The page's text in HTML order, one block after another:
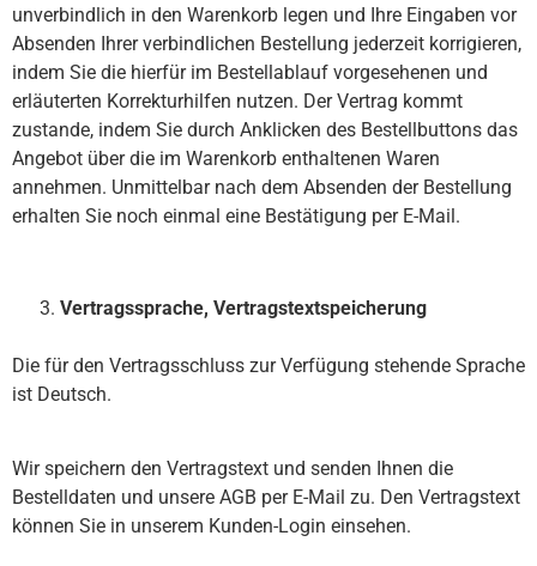
unverbindlich in den Warenkorb legen und Ihre Eingaben vor
Absenden Ihrer verbindlichen Bestellung jederzeit korrigieren,
indem Sie die hierfür im Bestellablauf vorgesehenen und
erläuterten Korrekturhilfen nutzen. Der Vertrag kommt
zustande, indem Sie durch Anklicken des Bestellbuttons das
Angebot über die im Warenkorb enthaltenen Waren
annehmen. Unmittelbar nach dem Absenden der Bestellung
erhalten Sie noch einmal eine Bestätigung per E-Mail.
Vertragssprache, Vertragstextspeicherung
Die für den Vertragsschluss zur Verfügung stehende Sprache
ist Deutsch.
Wir speichern den Vertragstext und senden Ihnen die
Bestelldaten und unsere AGB per E-Mail zu. Den Vertragstext
können Sie in unserem Kunden-Login einsehen.